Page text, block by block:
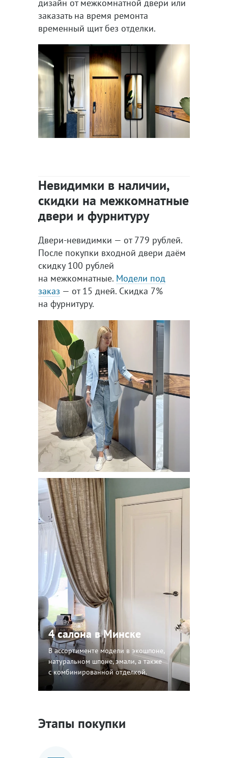
дизайн от межкомнатной двери или
заказать на время ремонта
временный щит без отделки.
Невидимки в наличии,
скидки на межкомнатные
двери и фурнитуру
Двери-невидимки — от 779 рублей.
После покупки входной двери даём
скидку 100 рублей
на межкомнатные. Модели под
заказ — от 15 дней. Скидка 7%
на фурнитуру.
4 салона в Минске
В ассортименте модели в экошпоне,
натуральном шпоне, эмали, а также
с комбинированной отделкой.
Этапы покупки